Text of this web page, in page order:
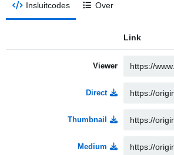
Insluitcodes Over
Link
Viewer
Direct
Thumbnail
Medium